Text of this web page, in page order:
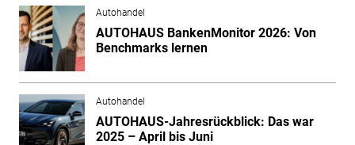
Autohandel
AUTOHAUS BankenMonitor 2026: Von
Benchmarks lernen
Autohandel
AUTOHAUS-Jahresrückblick: Das war
2025 – April bis Juni